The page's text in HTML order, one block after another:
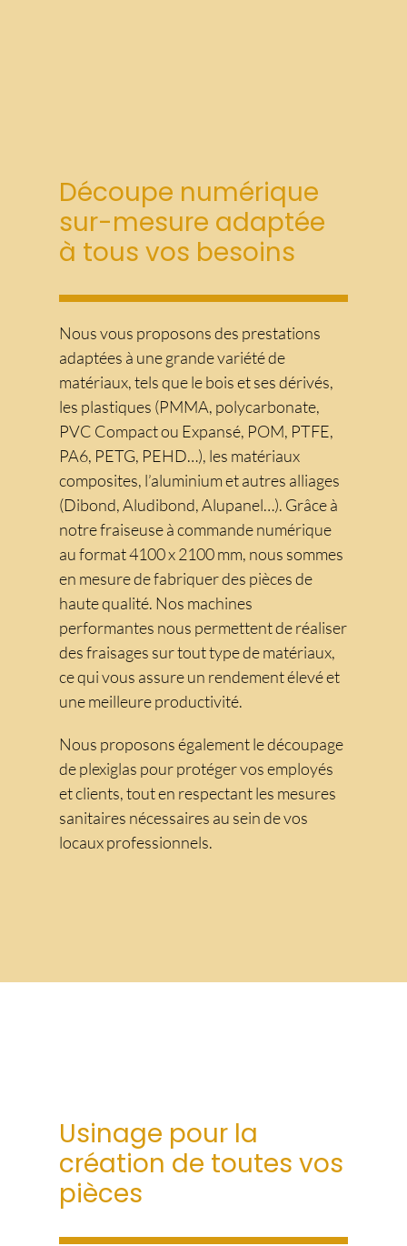
Découpe numérique
sur-mesure adaptée
à tous vos besoins
Nous vous proposons des prestations
adaptées à une grande variété de
matériaux, tels que le bois et ses dérivés,
les plastiques (PMMA, polycarbonate,
PVC Compact ou Expansé, POM, PTFE,
PA6, PETG, PEHD…), les matériaux
composites, l’aluminium et autres alliages
(Dibond, Aludibond, Alupanel…). Grâce à
notre fraiseuse à commande numérique
au format 4100 x 2100 mm, nous sommes
en mesure de fabriquer des pièces de
haute qualité. Nos machines
performantes nous permettent de réaliser
des fraisages sur tout type de matériaux,
ce qui vous assure un rendement élevé et
une meilleure productivité.
Nous proposons également le découpage
de plexiglas pour protéger vos employés
et clients, tout en respectant les mesures
sanitaires nécessaires au sein de vos
locaux professionnels.
Usinage pour la
création de toutes vos
pièces